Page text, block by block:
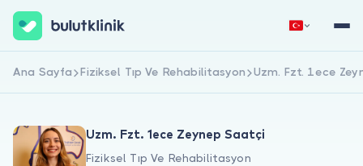
Hemen Kaydol Giriş Yap
Ana Sayfa Fiziksel Tıp Ve Rehabilitasyon Uzm. Fzt. 1ece
Uzm. Fzt. 1ece Zeynep Saatçi
Fiziksel Tıp Ve Rehabilitasyon